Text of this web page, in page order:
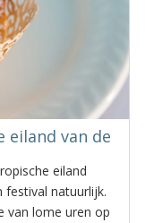
eiland van de
eiland
festival natuurlijk.
van lome uren op